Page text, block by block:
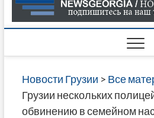
Новости Грузии > Все
Грузии нескольких
обвинению в семейном